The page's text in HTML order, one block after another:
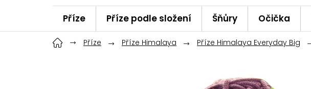
Příze Příze podle složení Šňůry Očička
Háčky ChiaoGoo Značky
Příze Příze Himalaya Příze Himalaya Everyday Big